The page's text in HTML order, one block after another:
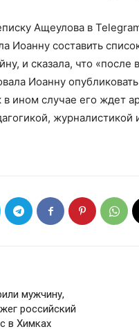
Ащеулова в
Иоанну составить
и сказала, что «после
Иоанну
ином случае его ждет
журналистикой
мужчину,
российский
в Химках